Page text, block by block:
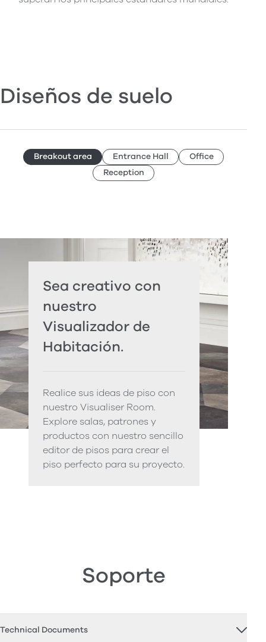
Diseños de suelo
Breakout area Entrance Hall
Office
Reception
Sea creativo con
nuestro
Visualizador de
Habitación.
Realice sus ideas de piso con
nuestro Visualiser Room.
Explore salas, patrones y
productos con nuestro sencillo
editor de pisos para crear el
piso perfecto para su proyecto.
Soporte
Technical Documents